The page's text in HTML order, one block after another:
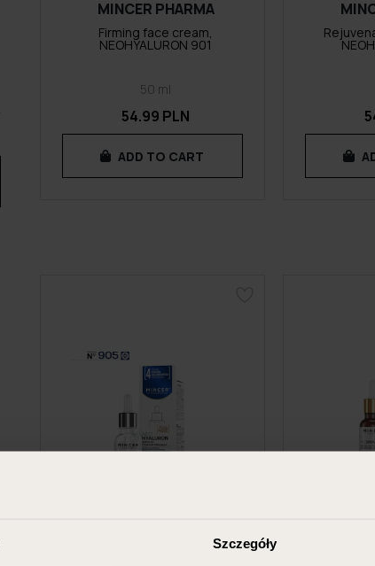
Szczegóły
MINCER PHARMA
Firming face cream,
NEOHYALURON 901
50 ml
54.99 PLN
ADD TO CART